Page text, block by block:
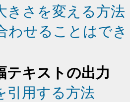
きさを変える方法
わせることはで
テキストの出力
引用する方法